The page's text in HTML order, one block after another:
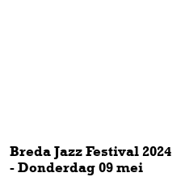
Breda Jazz Festival 2024
- Donderdag 09 mei